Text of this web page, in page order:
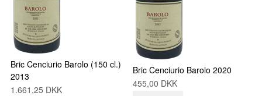
Bric Cenciurio Barolo (150 cl.)
2013
1.661,25 DKK
Bric Cenciurio Barolo 2020
455,00 DKK